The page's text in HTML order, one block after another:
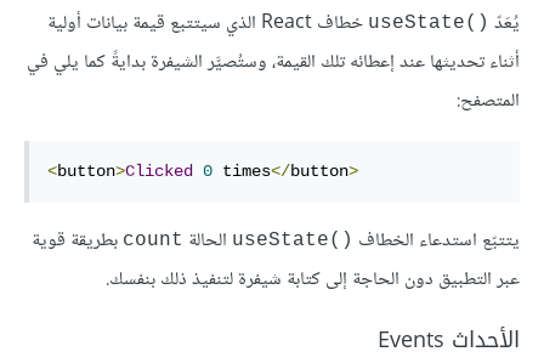
يُعَدّ useState()‎
خطاف React الذي سيتتبع قيمة بيانات أولية
أثناء تحديثها عند إعطائه تلك القيمة، وستُصيَّر الشيفرة بدايةً كما يلي في
المتصفح:
<button>Clicked 0 times</button>
يتتبّع استدعاء الخطاف useState()‎ الحالة count بطريقة قوية
عبر التطبيق دون الحاجة إلى كتابة شيفرة لتنفيذ ذلك بنفسك.
الأحداث Events